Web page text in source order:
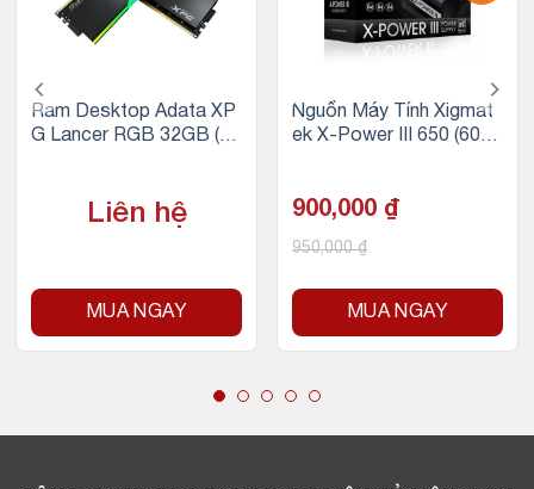
Ram Desktop Adata XP
G Lancer RGB 32GB (2x
Liên hệ
MUA NGAY
Nguồn Máy Tính Xigmat
ek X-Power III 650 (600
900,000 ₫
950,000₫
MUA NGAY